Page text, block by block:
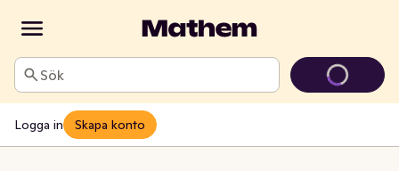
Sök
Logga in Skapa konto